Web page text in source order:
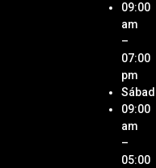
y Pcs
Ubica
Tienda
de
09:00
am
–
07:00
pm
09:00
am
–
05:00